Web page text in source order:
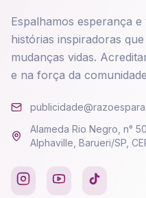
Espalhamos esperança
histórias inspiradoras
mudanças vidas.
e na força da
Alameda Rio Negro, n°
Alphaville, Barueri/SP,